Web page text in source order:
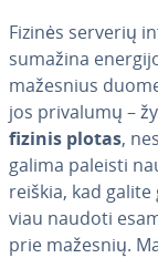
Fizinės serverių
sumažina
mažesnius
jos privalumų –
fizinis plotas,
galima paleisti
reiškia, kad
viau naudoti
prie mažesnių.